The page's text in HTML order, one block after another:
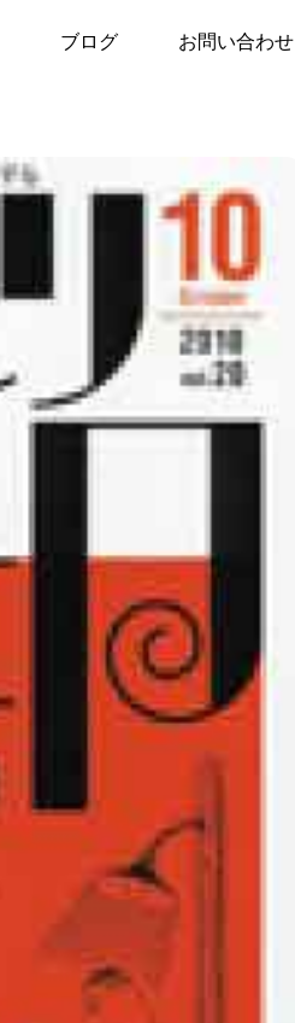
ブログ お問い合わせ
行）2010年10月号が発売されました。